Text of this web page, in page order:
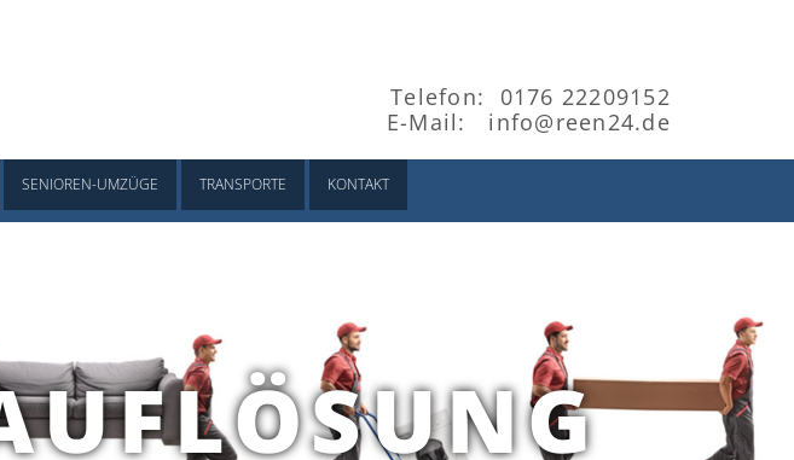
Telefon: 0176 22209152
E-Mail:
info@reen24.de
SENIOREN-UMZÜGE TRANSPORTE KONTAKT